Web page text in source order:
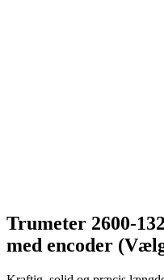
Trumeter 2600-
med encoder